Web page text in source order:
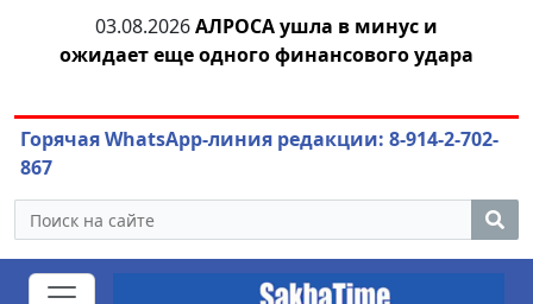
03.08.2026АЛРОСА ушла в минус и
ожидает еще одного финансового удара
Горячая WhatsApp-линия редакции: 8-914-2-702-
867